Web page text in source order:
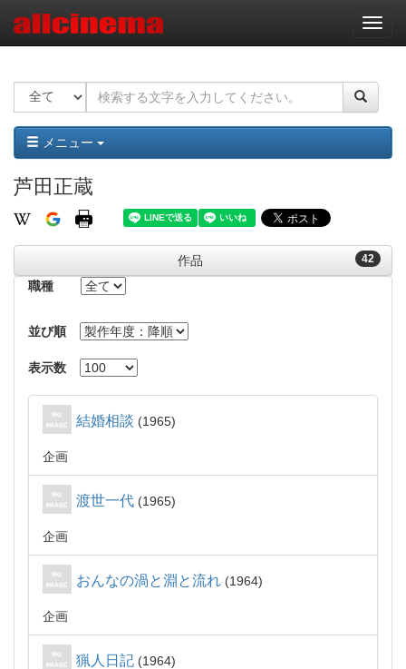
ナ
ビ
ー
ョ
ン
メニュー
芦田正蔵
42
作品
職種
並び順
表示数
結婚相談 1965
企画
渡世一代 1965
企画
おんなの渦と淵と流れ 1964
企画
猟人日記 1964